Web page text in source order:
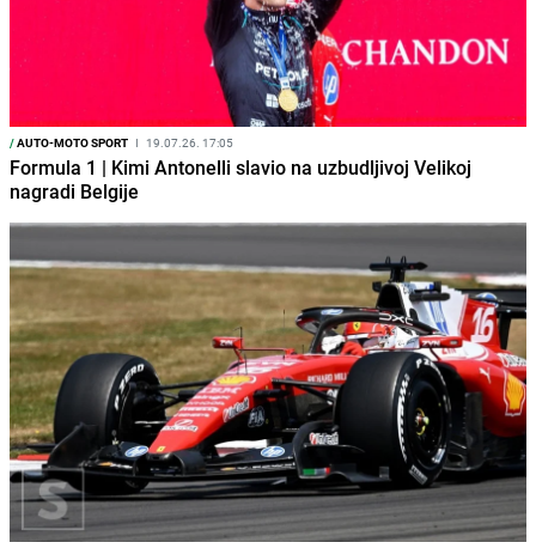
/AUTO-MOTO SPORT I 19.07.26. 17:05
Formula 1 | Kimi Antonelli slavio na uzbudljivoj Velikoj
nagradi Belgije